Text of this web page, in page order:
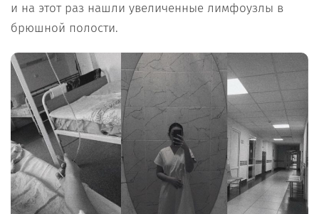
и на этот раз нашли увеличенные лимфоузлы в
брюшной полости.